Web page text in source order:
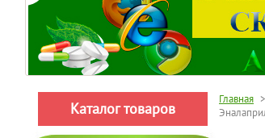
Каталог товаров
Главная >